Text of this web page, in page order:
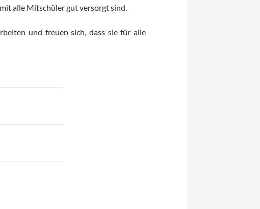
alle Mitschüler gut versorgt sind.
und freuen sich, dass sie für alle